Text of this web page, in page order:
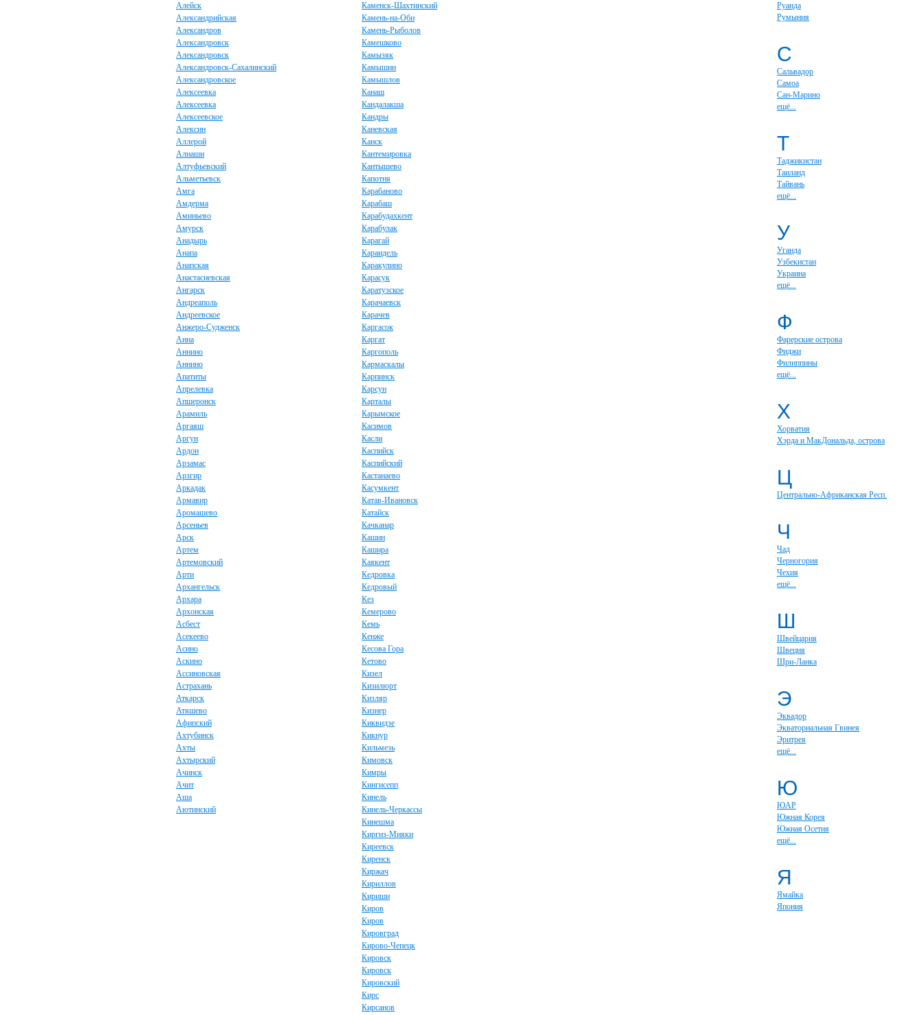
Алейск
Александрийская
Александров
Александровск
Александровск
Александровск-Сахалинский
Александровское
Алексеевка
Алексеевка
Алексеевское
Алексин
Аллерой
Алнаши
Алтуфьевский
Альметьевск
Амга
Амдерма
Аминьево
Амурск
Анадырь
Анапа
Анапская
Анастасиевская
Ангарск
Андреаполь
Андреевское
Анжеро-Судженск
Анна
Аннино
Аннино
Апатиты
Апрелевка
Апшеронск
Арамиль
Аргаяш
Аргун
Ардон
Арзамас
Арзгир
Аркадак
Армавир
Аромашево
Арсеньев
Арск
Артем
Артемовский
Арти
Архангельск
Архара
Архонская
Асбест
Асекеево
Асино
Аскино
Ассиновская
Астрахань
Аткарск
Атяшево
Афипский
Ахтубинск
Ахты
Ахтырский
Ачинск
Ачит
Аша
Аютинский
Каменск-Шахтинский
Камень-на-Оби
Камень-Рыболов
Камешково
Камызяк
Камышин
Камышлов
Канаш
Кандалакша
Кандры
Каневская
Канск
Кантемировка
Кантышево
Капотня
Карабаново
Карабаш
Карабудахкент
Карабулак
Карагай
Караидель
Каракулино
Карасук
Каратузское
Карачаевск
Карачев
Каргасок
Каргат
Каргополь
Кармаскалы
Карпинск
Карсун
Карталы
Карымское
Касимов
Касли
Каспийск
Каспийский
Кастанаево
Касумкент
Катав-Ивановск
Катайск
Качканар
Кашин
Кашира
Каякент
Кедровка
Кедровый
Кез
Кемерово
Кемь
Кенже
Кесова Гора
Кетово
Кизел
Кизилюрт
Кизляр
Кизнер
Киквидзе
Кикнур
Кильмезь
Кимовск
Кимры
Кингисепп
Кинель
Кинель-Черкассы
Кинешма
Киргиз-Мияки
Киреевск
Киренск
Киржач
Кириллов
Кириши
Киров
Киров
Кировград
Кирово-Чепецк
Кировск
Кировск
Кировский
Кирс
Кирсанов
Руанда
Румыния
С
Сальвадор
Самоа
Сан-Марино
ещё...
Т
Таджикистан
Таиланд
Тайвань
ещё...
У
Уганда
Узбекистан
Украина
ещё...
Ф
Фарерские острова
Фиджи
Филиппины
ещё...
Х
Хорватия
Хэрда и МакДональда, острова
Ц
Центрально-Африканская Респ.
Ч
Чад
Черногория
Чехия
ещё...
Ш
Швейцария
Швеция
Шри-Ланка
Э
Эквадор
Экваториальная Гвинея
Эритрея
ещё...
Ю
ЮАР
Южная Корея
Южная Осетия
ещё...
Я
Ямайка
Япония